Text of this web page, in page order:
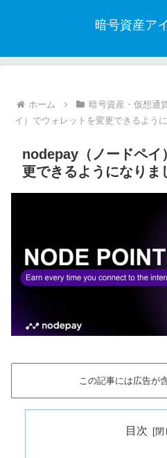
暗号資産ア
ホーム 暗号資産・仮想通
イ）でウォレットを変更できるよう
nodepay（ノードペイ
更できるようになりま
この記事には広告が
目次